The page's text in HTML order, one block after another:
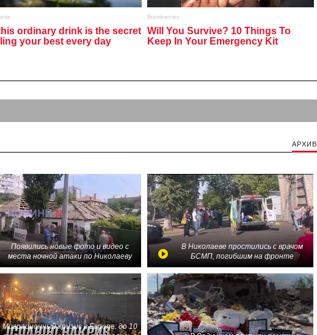
АРХИВ
Появились новые фото и видео с
места ночной атаки по Николаеву
В Николаеве простились с врачом
БСМП, погибшим на фронте
Миграционный кризис в Европе: до 10